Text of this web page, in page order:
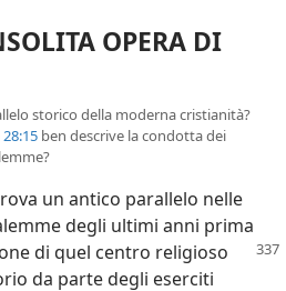
OPERA DI
storico della moderna cristianità?
ben descrive la condotta dei
un antico parallelo nelle
degli ultimi anni prima
di quel centro religioso
da parte degli eserciti